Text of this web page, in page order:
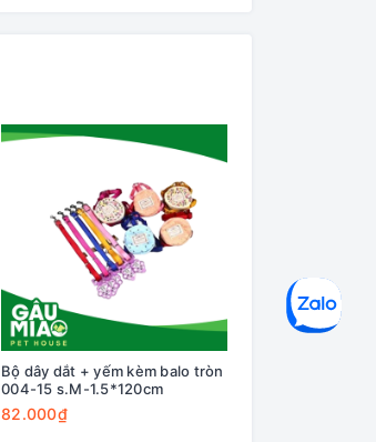
Bộ dây dắt + yếm kèm balo tròn
004-15 s.M-1.5*120cm
82.000₫